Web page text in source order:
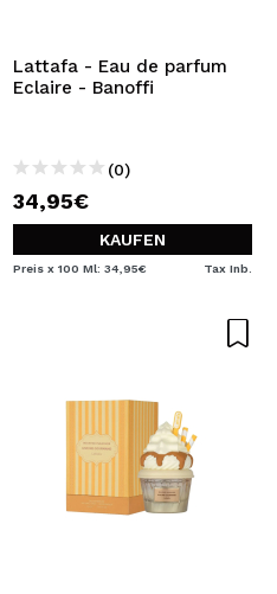
Lattafa - Eau de parfum
Eclaire - Banoffi
(0)
34,95€
KAUFEN
Preis x 100 Ml: 34,95€ Tax Inb.